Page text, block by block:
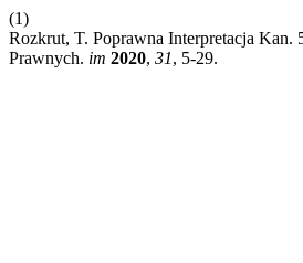
(1)
Rozkrut, T. Poprawna Interpretacja
Prawnych. im 2020, 31, 5-29.